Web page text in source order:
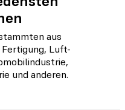
aus
Luft-
und anderen.